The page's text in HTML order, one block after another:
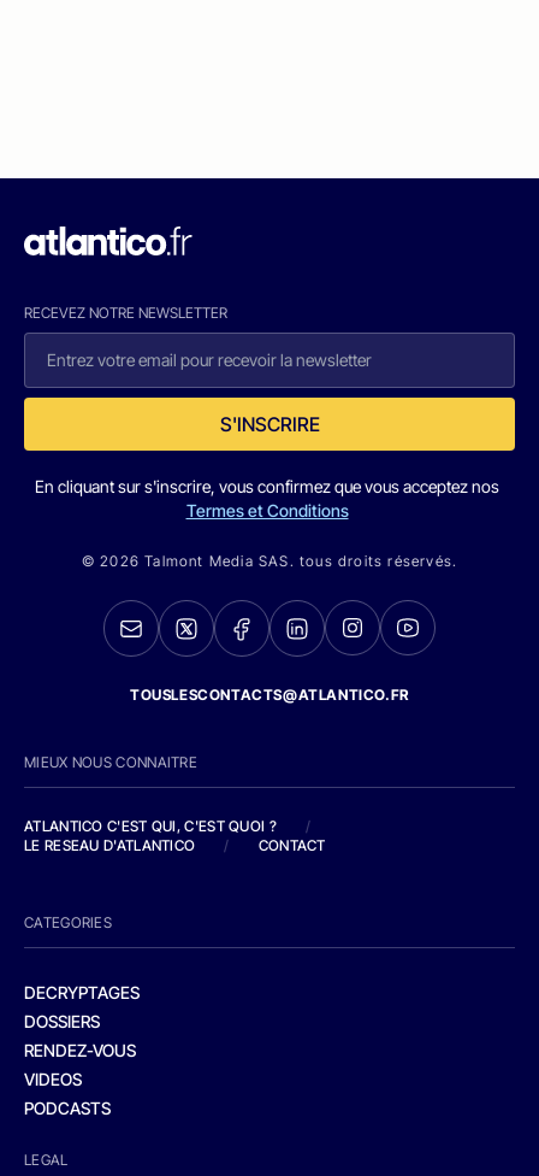
RECEVEZ NOTRE NEWSLETTER
S'INSCRIRE
En cliquant sur s'inscrire, vous confirmez que vous acceptez nos
Termes et Conditions
© 2026 Talmont Media SAS. tous droits réservés.
TOUSLESCONTACTS@ATLANTICO.FR
MIEUX NOUS CONNAITRE
ATLANTICO C'EST QUI, C'EST QUOI ?
/
LE RESEAU D'ATLANTICO
/ CONTACT
CATEGORIES
DECRYPTAGES
DOSSIERS
RENDEZ-VOUS
VIDEOS
PODCASTS
LEGAL